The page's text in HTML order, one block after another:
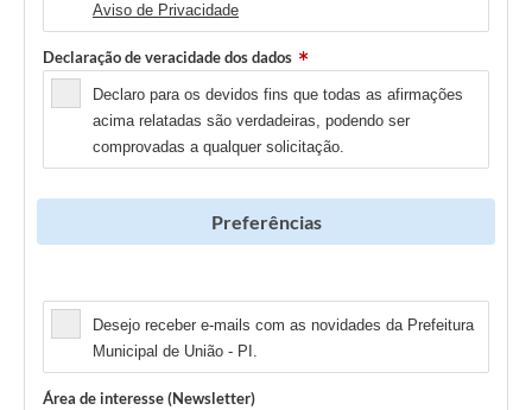
Aviso de Privacidade
Declaração de veracidade dos dados
Declaro para os devidos fins que todas as afirmações
acima relatadas são verdadeiras, podendo ser
comprovadas a qualquer solicitação.
Preferências
Desejo receber e-mails com as novidades da Prefeitura
Municipal de União - PI.
Área de interesse (Newsletter)